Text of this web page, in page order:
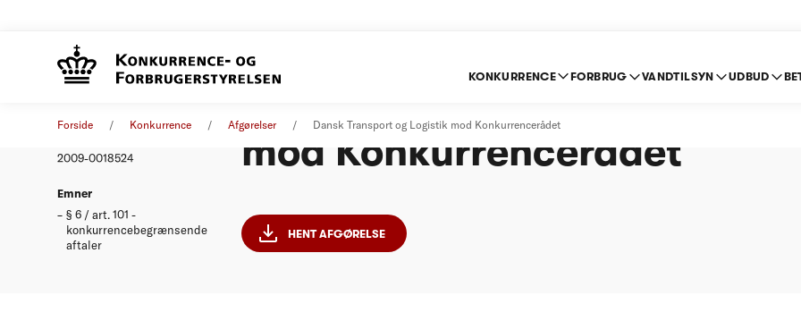
KONKURRENCE FORBRUG VANDTILSYN UDBUD
Forside Konkurrence Afgørelser Dansk Transport og Logistik mod Konkurrencerådet
2009-0018524
Emner
§ 6 / art. 101 -
konkurrencebegrænsende
aftaler
mod Konkurrencerådet
HENT AFGØRELSE